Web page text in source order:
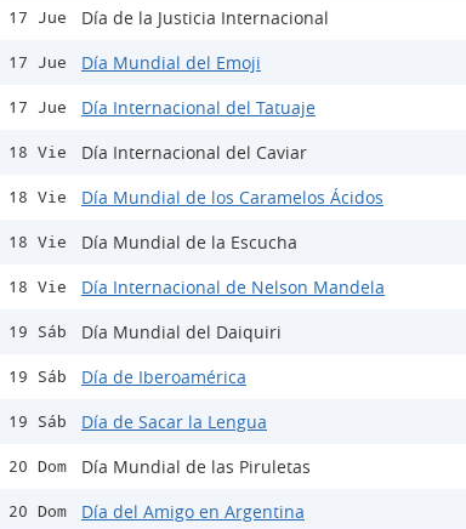
17 Jue Día de la Justicia Internacional
17 Jue Día Mundial del Emoji
17 Jue Día Internacional del Tatuaje
18 Vie Día Internacional del Caviar
18 Vie Día Mundial de los Caramelos Ácidos
18 Vie Día Mundial de la Escucha
18 Vie Día Internacional de Nelson Mandela
19 Sáb Día Mundial del Daiquiri
19 Sáb Día de Iberoamérica
19 Sáb Día de Sacar la Lengua
20 Dom Día Mundial de las Piruletas
20 Dom Día del Amigo en Argentina